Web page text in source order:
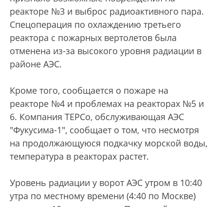
реакторе №3 и выброс радиоактивного пара.
Спецоперация по охлаждению третьего
реактора с пожарных вертолетов была
отменена из-за высокого уровня радиации в
районе АЭС.
Кроме того, сообщается о пожаре на
реакторе №4 и проблемах на реакторах №5 и
6. Компания TEPCo, обслуживающая АЭС
"Фукусима-1", сообщает о том, что несмотря
на продолжающуюся подкачку морской воды,
температура в реакторах растет.
Уровень радиации у ворот АЭС утром в 10:40
утра по местному времени (4:40 по Москве)